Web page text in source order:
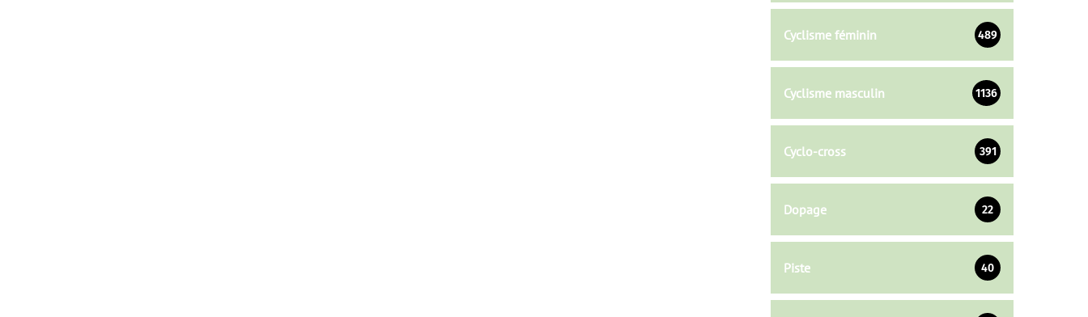
Cyclisme féminin 489
Cyclisme masculin 1136
Cyclo-cross 391
Dopage 22
Piste 40